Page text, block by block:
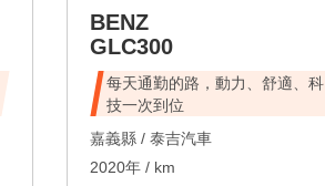
BENZ
GLC300
每天通勤的路，動力、舒適、科
技一次到位
嘉義縣 / 泰吉汽車
2020年 / km